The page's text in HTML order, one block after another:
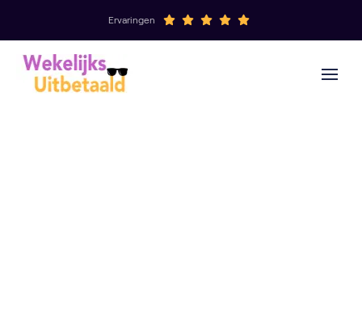
Ervaringen